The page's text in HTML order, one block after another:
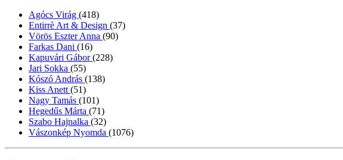
Agócs Virág (418)
Entirrè Art & Design (37)
Vörös Eszter Anna (90)
Farkas Dani (16)
Kapuvári Gábor(228)
Jari Sokka (55)
Kószó András (138)
Kiss Anett (51)
Nagy Tamás (101)
Hegedűs Márta (71)
Szabo Hajnalka (32)
Vászonkép Nyomda (1076)